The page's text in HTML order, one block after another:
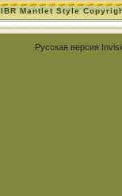
IBR Mantlet Style
Русская версия